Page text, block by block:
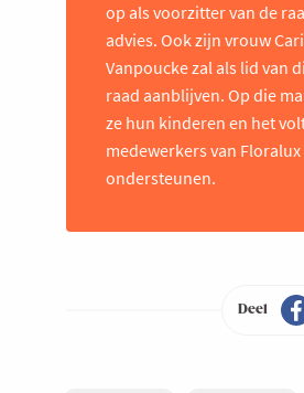
op als voorzitter van de
advies. Ook zijn vrouw
Vanpoucke zal als lid van
raad aanblijven. Op die
ze hun kinderen en het
medewerkers van Floralux
ondersteunen.
Deel